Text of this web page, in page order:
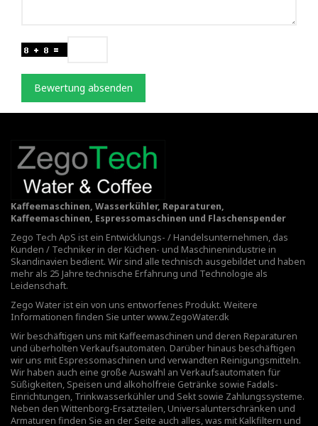
Bewertung absenden
Kaffeemaschinen, Wasserkühler, Reparaturen,
Kaffeemaschinen, Espressomaschinen und Flaschenspender
Zego Tech ApS ist ein Entwicklungs- / Handelsunternehmen, das
Kunden / Techniker in der Küchen- und Maschinenindustrie in
Skandinavien bedient. Wir sind alle technisch ausgebildet und haben
mehr als 25 Jahre technische Erfahrung und Technologie als
Leidenschaft.
Zego Water ist ein von uns entworfenes Produkt. Weitere
Informationen finden Sie unterwww.ZegoWater.dk
Wir beschäftigen uns mit Kaffeemaschinen und deren Reparaturen
und überholten Verkaufsautomaten. Darüber hinaus beschäftigen
wir uns mit Espressomaschinen und verwandten Reinigungsmitteln.
Wir haben auch eine große Auswahl an Verkaufsautomaten für
Süßigkeiten, Speisen und alkoholfreie Getränke sowie Fadøls-
Einrichtungen, Trinkwasserkühler und Sekt sowie Zahlungssysteme.
Neben den Wittenborg-Ersatzteilen, Universalunterschränken und
Armaturen finden Sie an der Seite auch alles, was mit Kalkfiltern und